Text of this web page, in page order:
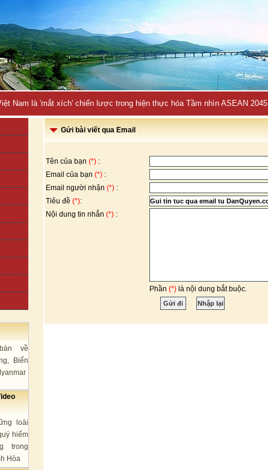
Nam là 'mắt xích' chiến lược trong hiện thực hóa Tầm nhìn ASEAN 2045
về
Biển
loài
hiếm
trong
Hòa
Gửi bài viết qua Email
Tên của bạn (*) :
Email của bạn (*) :
Email người nhận (*) :
Tiêu đề (*):
Nội dung tin nhắn (*) :
Phần (*) là nội dung bắt buộc.